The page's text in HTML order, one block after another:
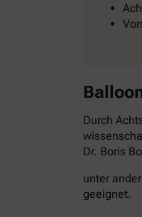
Durch
Dr. Boris
unter
geeignet.